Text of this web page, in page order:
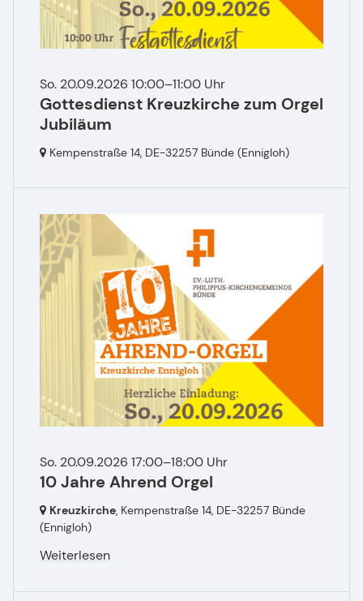
So. 20.09.2026 10:00–11:00 Uhr
Gottesdienst Kreuzkirche zum Orgel
Jubiläum
Kempenstraße 14, DE-32257 Bünde (Ennigloh)
So. 20.09.2026 17:00–18:00 Uhr
10 Jahre Ahrend Orgel
Kreuzkirche, Kempenstraße 14, DE-32257 Bünde
(Ennigloh)
Weiterlesen